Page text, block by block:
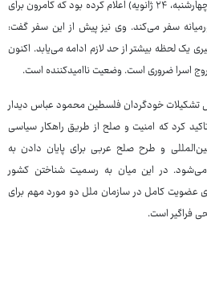
وزارت خارجه انگلیس در بیانیه‌ای روز (چهارشنبه، ۲۴ ژانویه) اعلام کرده بود که کامرون برای
سفر می‌کند. وی نیز پیش از این سفر گفت:
یک لحظه بیشتر از حد لازم ادامه می‌یابد. اکنون
اسرا ضروری است. وضعیت ناامیدکننده است.
تشکیلات خودگردان فلسطین محمود عباس دیدار
کرد که امنیت و صلح از طریق راهکار سیاسی
و طرح صلح عربی برای پایان دادن به
در این میان به رسمیت شناختن کشور
عضویت کامل در سازمان ملل دو مورد مهم برای
فراگیر است.